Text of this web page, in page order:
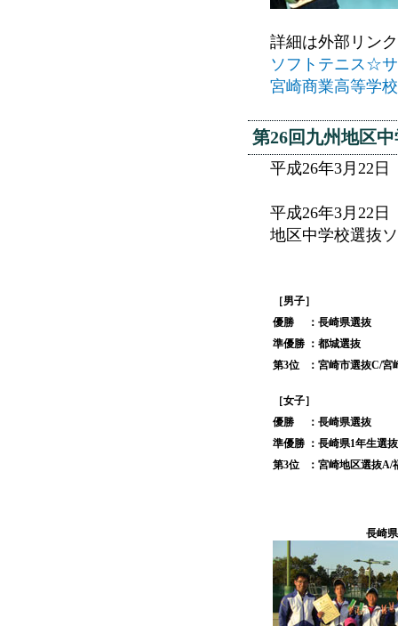
詳細は外部リン
ソフトテニス☆
宮崎商業高等学
第26回九州地区
平成26年3月22
平成26年3月22
地区中学校選抜
［男子］
優勝
：長崎県選抜
準優勝 ：都城選抜
第3位
：宮崎市選抜C/宮
［女子］
優勝
：長崎県選抜
準優勝 ：長崎県1年生選抜
第3位
：宮崎地区選抜A/
長崎